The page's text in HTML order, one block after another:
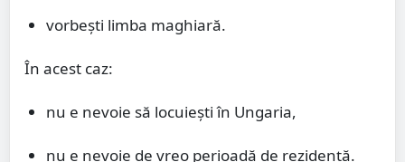
vorbești limba maghiară.
În acest caz:
nu e nevoie să locuiești în Ungaria,
nu e nevoie de vreo perioadă de rezidență.